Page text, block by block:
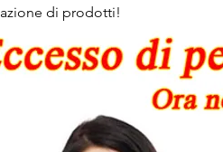
di prodotti!